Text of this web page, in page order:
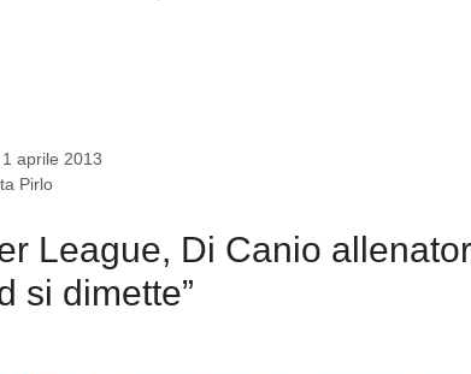
aprile 2013
Pirlo
League, Di Canio
si dimette”